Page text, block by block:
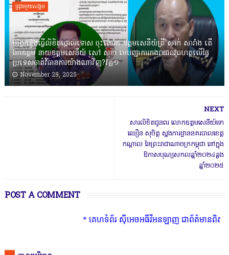
ជ្រុងមួយសង្គម
បង្វែររឿងធ្វើលិខិតថ្កោលទោស ចុះលោក ឧត្តមសេនីយ៍ត្រី សាក់ សារាំង តើ
ឯកឧត្តម នាយឧត្តមសេនីយ៍ សៅ សុខា មេបញ្ជាការកងរាជអាវុធហត្ថលើផ្ទៃ
ប្រទេសចាត់វិធានការយ៉ាងណាវិញ?វគ្គ១
November 29, 2025
NEXT
សារលិខិតជូនពរ លោកឧត្តមសេនីយ៍ទោ
ឈឿន សុចិត្ត ស្នងការដ្ឋាននគរបាលខេត្ត
កណ្តាល នៃព្រះរាជាណាចក្រកម្ពុជា នៅក្នុង
ឱកាសបុណ្យសកលឆ្នាំ២០២៤ឆ្លង
ឆ្នាំ២០២៥
POST A COMMENT
* គេហទំព័រ ស៊ីអេចអធីវីអនឡាញ ជាព័ត៌មានពិត រហ័ស អព្យ